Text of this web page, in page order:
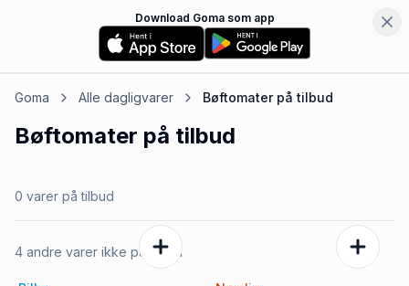
Download Goma som app
Goma Alle dagligvarer Bøftomaterpå tilbud
Bøftomater på tilbud
0 varer på tilbud
4 andre varer ikke på tilbud